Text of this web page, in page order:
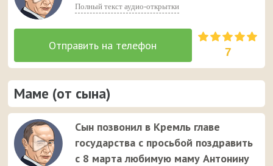
Полный текст аудио-открытки
7
Маме (от сына)
Сын позвонил в Кремль главе
государства с просьбой поздравить
с 8 марта любимую маму Антонину